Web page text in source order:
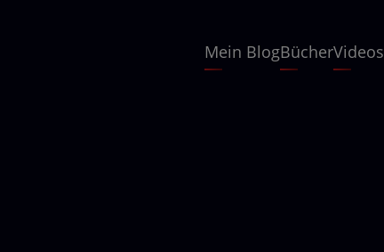
Hauptnavigation
Mein BlogBücherVideos